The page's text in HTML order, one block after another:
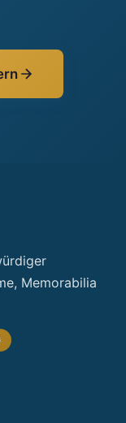
Memorabilia